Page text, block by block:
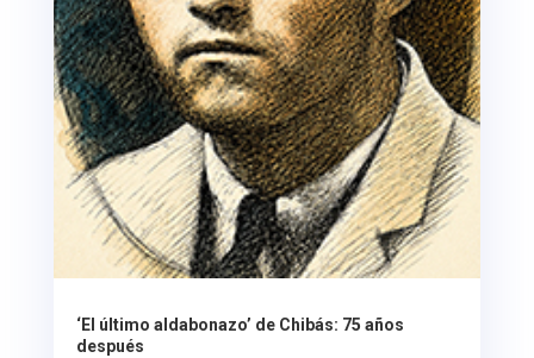
‘El último aldabonazo’ de Chibás: 75 años
después